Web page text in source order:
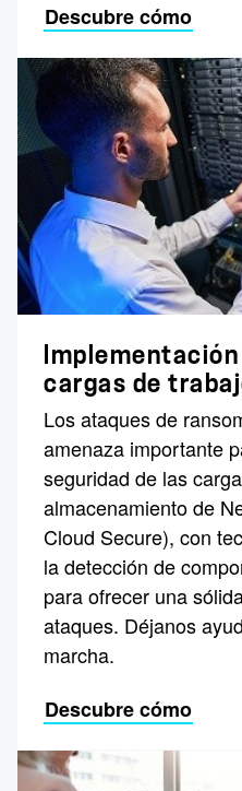
Descubre cómo
cargas de
Los ataques de
amenaza importante
seguridad de las
almacenamiento de
Cloud Secure), con
la detección de
para ofrecer una
ataques. Déjanos
marcha.
Descubre cómo